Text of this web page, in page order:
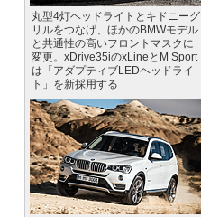
丸型4灯ヘッドライトとキドニーグ
リルをつなげ、ほかのBMWモデル
と共通性の高いフロントマスクに
変更。xDrive35iのxLineとM Sport
は「アダプティブLEDヘッドライ
ト」を新採用する